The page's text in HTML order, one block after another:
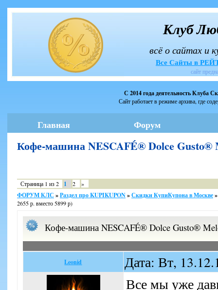
Клуб
всё о сайтах и
Все Сайты в
сайт
С 2014 года деятельность Клуба
Сайт работает в режиме архива, где
Главная Форум
Кофе-машина NESCAFÉ® Dolce
Страница 1 из2 1 2 »
ФОРУМ КЛС »Раздел про KUPIKUPON»Скидки КупиКупона в Москве»
2655 р. вместо 5899 р)
Кофе-машина NESCAFÉ® Dolce Gusto®
Leonid Дата: Вт,
Все мы уже